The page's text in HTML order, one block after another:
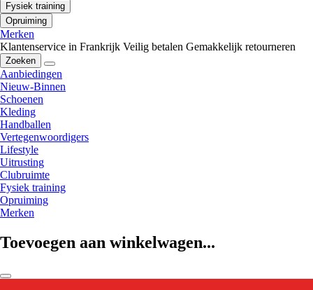
Fysiek training
Opruiming
Merken
Klantenservice in Frankrijk Veilig betalen Gemakkelijk retourneren
Zoeken
Aanbiedingen
Nieuw-Binnen
Schoenen
Kleding
Handballen
Vertegenwoordigers
Lifestyle
Uitrusting
Clubruimte
Fysiek training
Opruiming
Merken
Toevoegen aan winkelwagen...